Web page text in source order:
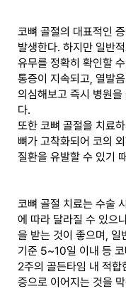
코뼈 골절의 대표적인
발생한다. 하지만 일반
유무를 정확히 확인할
통증이 지속되고, 열발
의심해보고 즉시 병원
다.
또한 코뼈 골절을 치료
뼈가 고착화되어 코의
질환을 유발할 수 있기
코뼈 골절 치료는 수술
에 따라 달라질 수 있으
을 받는 것이 좋으며,
기준 5~10일 이내 등
2주의 골든타임 내 적합
증으로 이어지는 것을